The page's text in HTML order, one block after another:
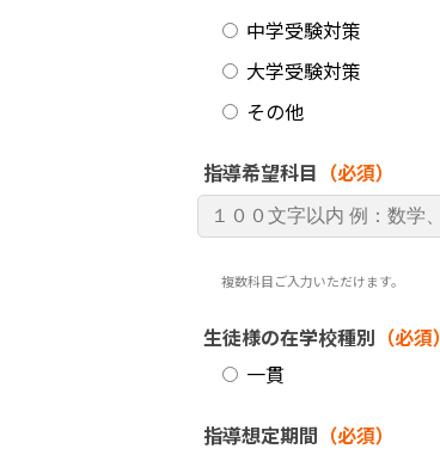
中学受験対策
大学受験対策
その他
指導希望科目 （必須）
複数科目ご入力いただけます。
生徒様の在学校種別 （必須）
一貫
指導想定期間 （必須）